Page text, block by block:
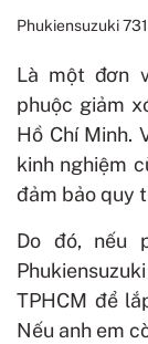
Phukiensuzuki
Là một đơn
phuộc giảm
Hồ Chí Minh.
kinh nghiệm
đảm bảo quy
Do đó, nếu
TPHCM để
Nếu anh em